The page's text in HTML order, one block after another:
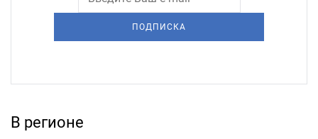
ПОДПИСКА
В регионе